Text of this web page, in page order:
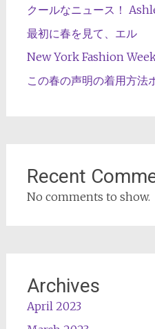
クールなニュース！
最初に春を見て、エル
New York Fashion
この春の声明の着用方法
Recent
No comments to show.
Archives
April 2023